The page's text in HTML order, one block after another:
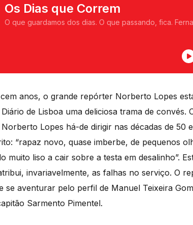
Os Dias que Correm
O que guardamos dos dias. O que passando, fica.
anos, o grande repórter Norberto Lopes
de Lisboa uma deliciosa trama de convés.
Lopes há-de dirigir nas décadas de 50
“rapaz novo, quase imberbe, de pequenos
muito liso a cair sobre a testa em desalinho”.
invariavelmente, as falhas no serviço. O
se aventurar pelo perfil de Manuel Teixeira
Sarmento Pimentel.